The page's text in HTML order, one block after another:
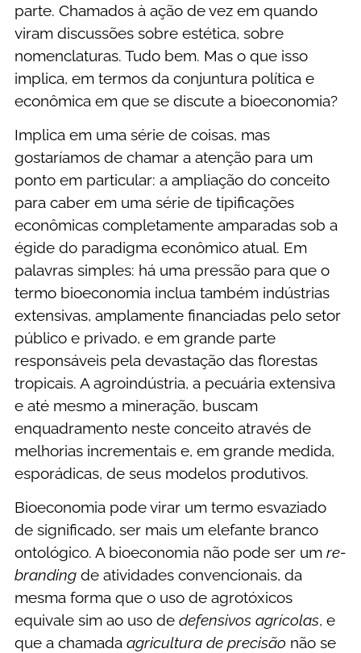
parte. Chamados à ação de vez em quando
viram discussões sobre estética, sobre
nomenclaturas. Tudo bem. Mas o que isso
implica, em termos da conjuntura política e
econômica em que se discute a bioeconomia?
Implica em uma série de coisas, mas
gostaríamos de chamar a atenção para um
ponto em particular: a ampliação do conceito
para caber em uma série de tipificações
econômicas completamente amparadas sob a
égide do paradigma econômico atual. Em
palavras simples: há uma pressão para que o
termo bioeconomia inclua também indústrias
extensivas, amplamente financiadas pelo setor
público e privado, e em grande parte
responsáveis pela devastação das florestas
tropicais. A agroindústria, a pecuária extensiva
e até mesmo a mineração, buscam
enquadramento neste conceito através de
melhorias incrementais e, em grande medida,
esporádicas, de seus modelos produtivos.
Bioeconomia pode virar um termo esvaziado
de significado, ser mais um elefante branco
ontológico. A bioeconomia não pode ser um re-
branding de atividades convencionais, da
mesma forma que o uso de agrotóxicos
equivale sim ao uso de defensivos agrícolas, e
que a chamada agricultura de precisão não se